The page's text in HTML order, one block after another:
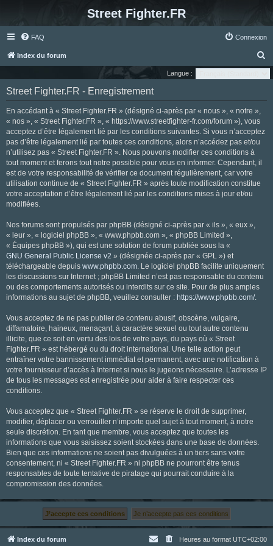
Street Fighter.FR
FAQ Connexion
Index du forum
e
Langue :
Street Fighter.FR - Enregistrement
En accédant à « Street Fighter.FR » (désigné ci-après par « nous », « notre »,
« nos », « Street Fighter.FR », « https://www.streetfighter-fr.com/forum »), vous
acceptez d’être légalement lié par les conditions suivantes. Si vous n’acceptez
pas d’être légalement lié par toutes ces conditions, alors n’accédez pas et/ou
n’utilisez pas « Street Fighter.FR ». Nous pouvons modifier ces conditions à
tout moment et ferons tout notre possible pour vous en informer. Cependant, il
est de votre responsabilité de vérifier ce document régulièrement, car votre
utilisation continue de « Street Fighter.FR » après toute modification constitue
votre acceptation d’être légalement lié par les conditions mises à jour et/ou
modifiées.
Nos forums sont propulsés par phpBB (désigné ci-après par « ils », « eux »,
« leur », « logiciel phpBB », « www.phpbb.com », « phpBB Limited »,
« Équipes phpBB »), qui est une solution de forum publiée sous la «
GNU General Public License v2 » (désignée ci-après par « GPL ») et
téléchargeable depuis www.phpbb.com. Le logiciel phpBB facilite uniquement
les discussions sur Internet ; phpBB Limited n’est pas responsable du contenu
ou des comportements autorisés ou interdits sur ce site. Pour de plus amples
informations au sujet de phpBB, veuillez consulter : https://www.phpbb.com/.
Vous acceptez de ne pas publier de contenu abusif, obscène, vulgaire,
diffamatoire, haineux, menaçant, à caractère sexuel ou tout autre contenu
illicite, que ce soit en vertu des lois de votre pays, du pays où « Street
Fighter.FR » est hébergé ou du droit international. Une telle action peut
entraîner votre bannissement immédiat et permanent, avec une notification à
votre fournisseur d’accès à Internet si nous le jugeons nécessaire. L’adresse IP
de tous les messages est enregistrée pour aider à faire respecter ces
conditions.
Vous acceptez que « Street Fighter.FR » se réserve le droit de supprimer,
modifier, déplacer ou verrouiller n’importe quel sujet à tout moment, à notre
seule discrétion. En tant que membre, vous acceptez que toutes les
informations que vous saisissez soient stockées dans une base de données.
Bien que ces informations ne soient pas divulguées à un tiers sans votre
consentement, ni « Street Fighter.FR » ni phpBB ne pourront être tenus
responsables de toute tentative de piratage qui pourrait conduire à la
compromission des données.
Index du forum Heures au format UTC+02:00